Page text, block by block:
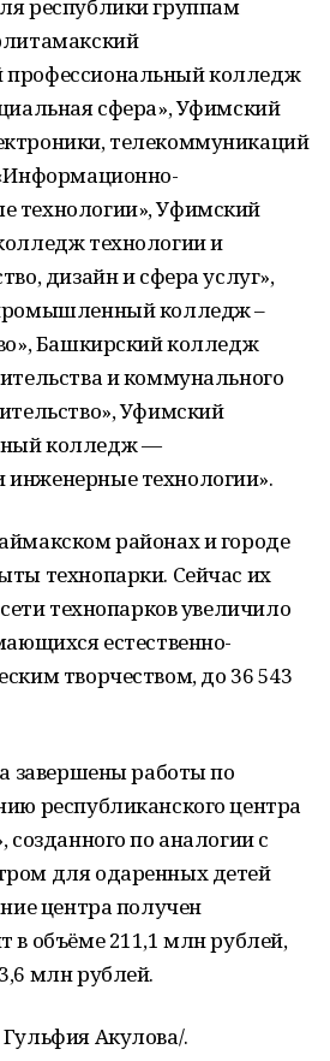
республики группам
колледж
сфера», Уфимский
телекоммуникаций
технологии», Уфимский
технологии и
дизайн и сфера услуг»,
колледж –
Башкирский колледж
и коммунального
Уфимский
колледж —
технологии».
районах и городе
технопарки. Сейчас их
технопарков увеличило
естественно-
творчеством, до 36 543
завершены работы по
республиканского центра
созданного по аналогии с
для одаренных детей
центра получен
в объёме 211,1 млн рублей,
млн рублей.
Акулова/.